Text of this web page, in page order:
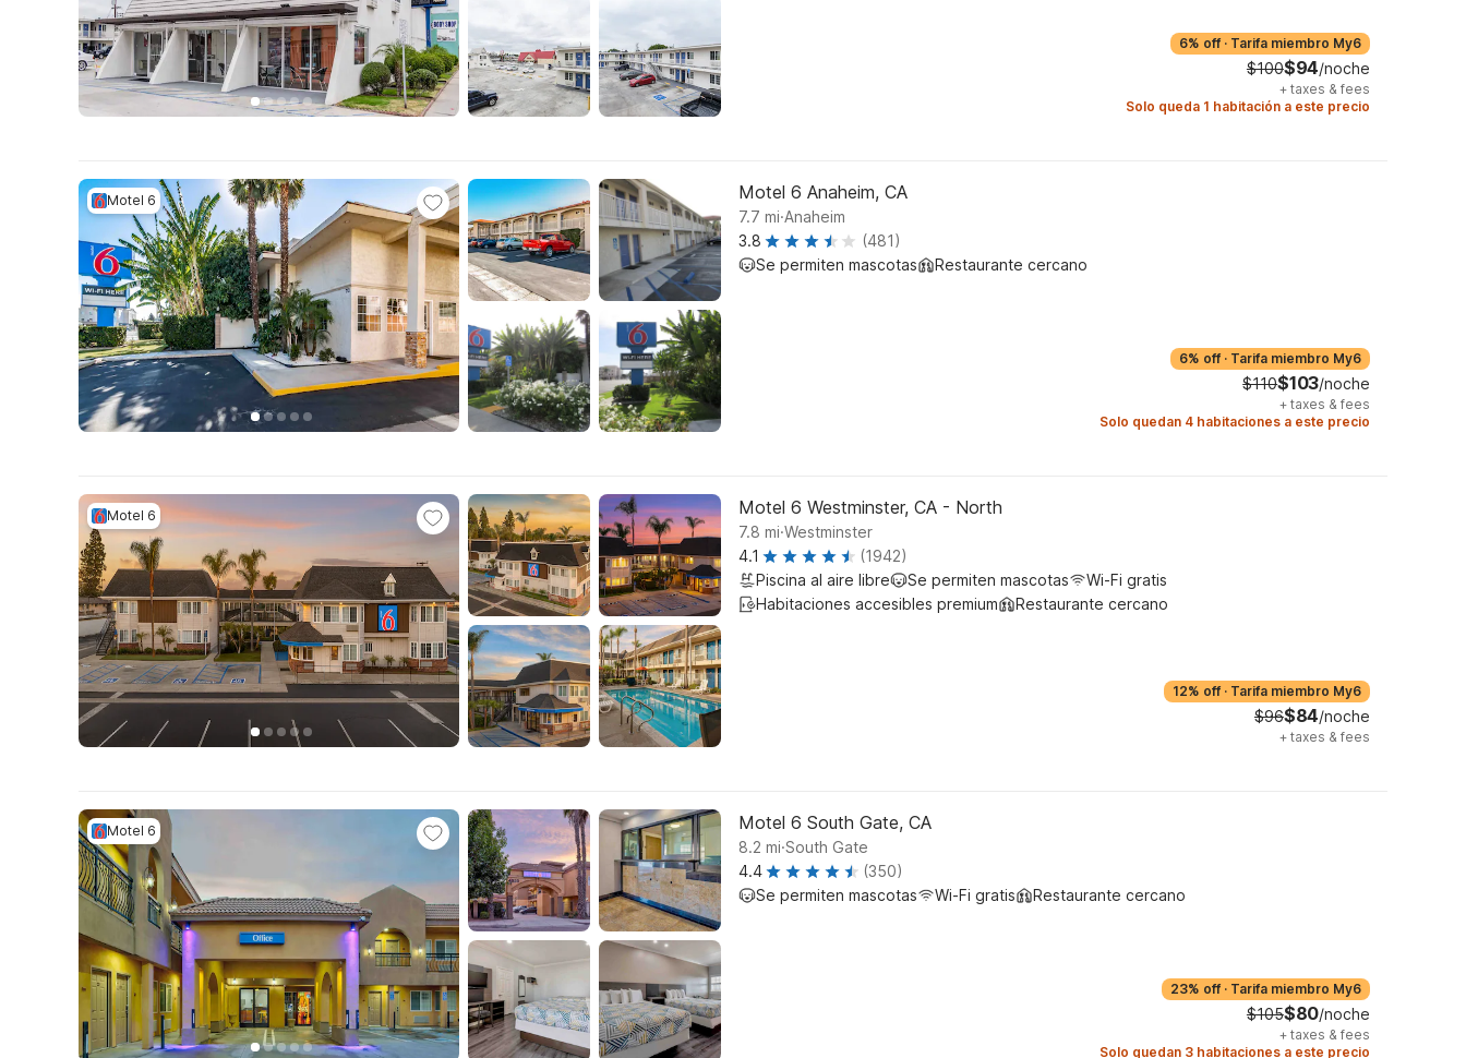
6% off · Tarifa miembro My6
$100$94/noche
+ taxes & fees
Solo queda 1 habitación a este precio
Motel 6 Motel 6 Anaheim, CA
7.7 mi.Anaheim
3.8
(481)
Se permiten mascotas
Restaurante cercano
6% off · Tarifa miembro My6
$110$103/noche
+ taxes & fees
Solo quedan 4 habitaciones a este precio
Motel 6 Motel 6 Westminster, CA - North
7.8 mi.Westminster
4.1
(1942)
Piscina al aire libre
Se permiten mascotas
Wi-Fi gratis
Habitaciones accesibles premium
Restaurante cercano
12% off · Tarifa miembro My6
$96$84/noche
+ taxes & fees
Motel 6 Motel 6 South Gate, CA
8.2 mi.South Gate
4.4
(350)
Se permiten mascotas
Wi-Fi gratis Restaurante cercano
23% off · Tarifa miembro My6
$105$80/noche
+ taxes & fees
Solo quedan 3 habitaciones a este precio